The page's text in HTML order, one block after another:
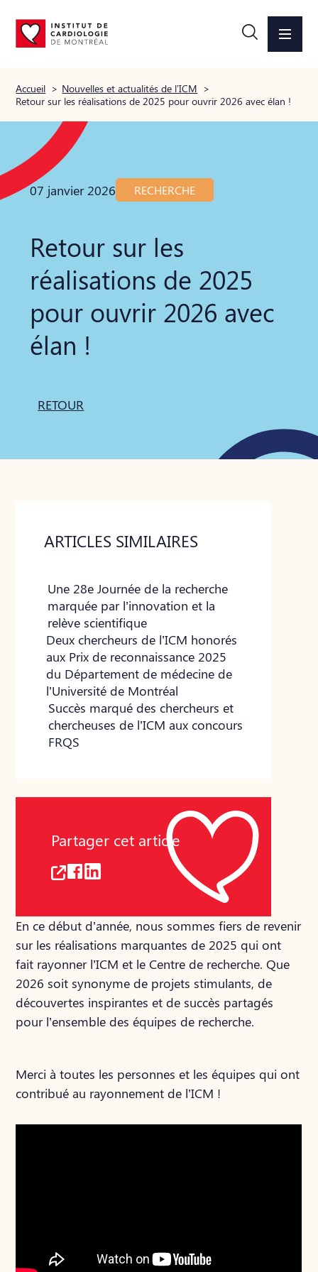
Accueil > Nouvelles et actualités de l’ICM >
Retour sur les réalisations de 2025 pour ouvrir 2026 avec élan !
07 janvier 2026 RECHERCHE
Retour sur les
réalisations de 2025
pour ouvrir 2026 avec
élan !
RETOUR
ARTICLES SIMILAIRES
Une 28e Journée de la recherche
marquée par l’innovation et la
relève scientifique
Deux chercheurs de l’ICM honorés
aux Prix de reconnaissance 2025
du Département de médecine de
l’Université de Montréal
Succès marqué des chercheurs et
chercheuses de l’ICM aux concours
FRQS
Partager cet article
En ce début d’année, nous sommes fiers de revenir
sur les réalisations marquantes de 2025 qui ont
fait rayonner l’ICM et le Centre de recherche. Que
2026 soit synonyme de projets stimulants, de
découvertes inspirantes et de succès partagés
pour l’ensemble des équipes de recherche.
Merci à toutes les personnes et les équipes qui ont
contribué au rayonnement de l’ICM !